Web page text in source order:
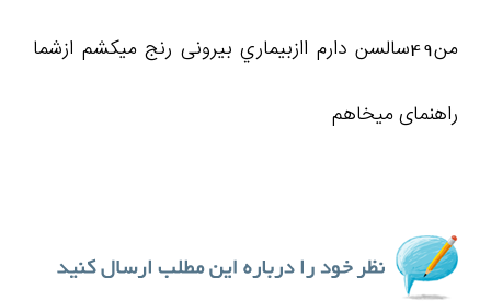
من49سالسن دارم اازبيماري بيرونى رنج ميكشم ازشما
راهنماى ميخاهم